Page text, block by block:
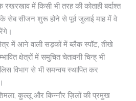
में किसी भी तरह की कोताही बर्दाश्त
सेब सीजन शुरू होने से पूर्व जुलाई माह में वे
में आने वाली सड़कों में ब्लैक स्पॉट, तीखे
क्षेत्रों में समुचित चेतावनी चिन्ह् भी
विभाग से भी समन्वय स्थापित कर
कुल्लू और किन्नौर ज़िलों की प्रमुख